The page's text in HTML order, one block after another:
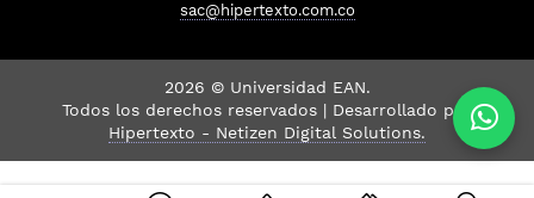
sac@hipertexto.com.co
2026 © Universidad EAN.
Todos los derechos reservados | Desarrollado por
Hipertexto - Netizen Digital Solutions.